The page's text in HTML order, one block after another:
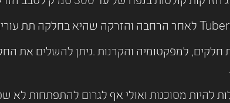
חלקים, למפקטומיה והקרנות .ניתן להשלים את
להיות מסוכנות ואולי אף לגרום להתפתחות